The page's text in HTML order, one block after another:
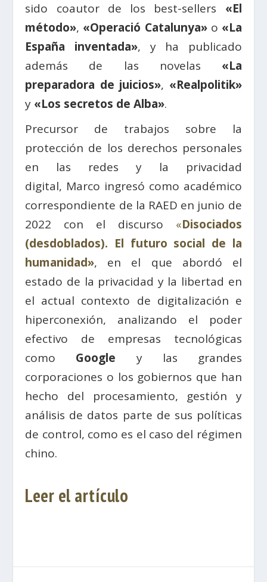
sido coautor de los best-sellers «El
método», «Operació Catalunya»o «La
España inventada», y ha publicado
además de las novelas «La
preparadora de juicios», «Realpolitik»
y «Los secretos de Alba».
Precursor de trabajos sobre la
protección de los derechos personales
en las redes y la privacidad
digital, Marco ingresó como académico
correspondiente de la RAED en junio de
2022 con el discurso «Disociados
(desdoblados). El futuro social de la
humanidad», en el que abordó el
estado de la privacidad y la libertad en
el actual contexto de digitalización e
hiperconexión, analizando el poder
efectivo de empresas tecnológicas
como Google y las grandes
corporaciones o los gobiernos que han
hecho del procesamiento, gestión y
análisis de datos parte de sus políticas
de control, como es el caso del régimen
chino.
Leer el artículo